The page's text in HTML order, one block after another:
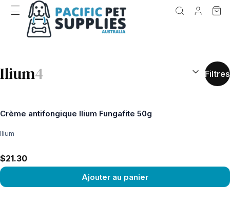
Ilium4 RÉSULTATS
Filtres
Crème antifongique Ilium Fungafite 50g
Ilium
$21.30
Ajouter au panier